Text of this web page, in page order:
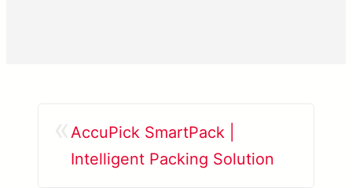
AccuPick SmartPack |
Intelligent Packing Solution